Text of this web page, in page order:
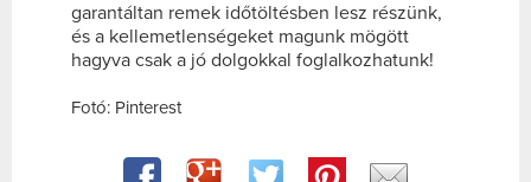
garantáltan remek időtöltésben lesz részünk,
és a kellemetlenségeket magunk mögött
hagyva csak a jó dolgokkal foglalkozhatunk!
Fotó: Pinterest